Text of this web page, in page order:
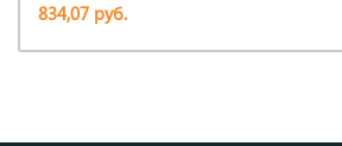
834,07 руб.